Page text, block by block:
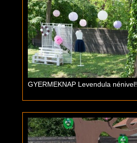
GYERMEKNAP Levendula nénivel!